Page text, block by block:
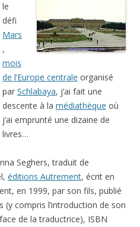
le
défi
Mars
,
mois
de l’Europe centrale organisé
par Schlabaya, j’ai fait une
descente à la médiathèque où
j’ai emprunté une dizaine de
livres…
Seghers, traduit de
éditions Autrement, écrit en
en 1999, par son fils, publié
(y compris l’introduction de son
de la traductrice), ISBN